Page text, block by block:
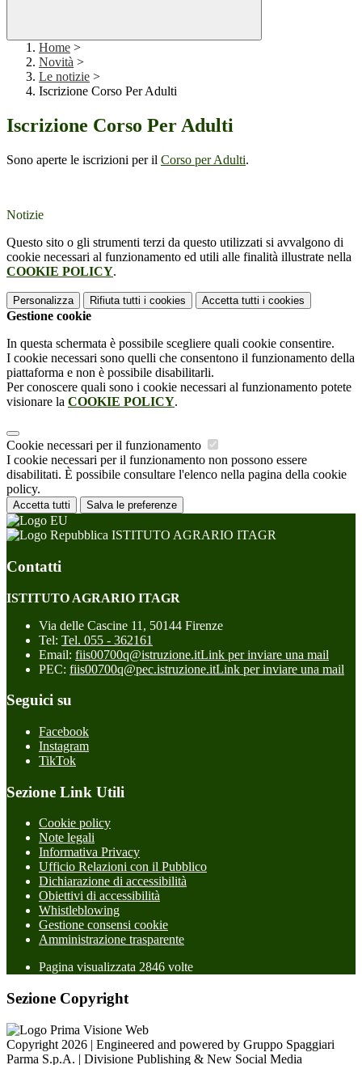
Home >
Novità >
Le notizie >
Iscrizione Corso Per Adulti
Iscrizione Corso Per Adulti
Sono aperte le iscrizioni per il Corso per Adulti.
Notizie
Questo sito o gli strumenti terzi da questo utilizzati si avvalgono di
cookie necessari al funzionamento ed utili alle finalità illustrate nella
COOKIE POLICY.
Personalizza Rifiuta tutti i cookies Accetta tutti i cookies
Gestione cookie
In questa schermata è possibile scegliere quali cookie consentire.
I cookie necessari sono quelli che consentono il funzionamento della
piattaforma e non è possibile disabilitarli.
Per conoscere quali sono i cookie necessari al funzionamento potete
visionare la COOKIE POLICY.
Cookie necessari per il funzionamento
I cookie necessari per il funzionamento non possono essere
disabilitati. È possibile consultare l'elenco nella pagina della cookie
policy.
Accetta tutti Salva le preferenze
ISTITUTO AGRARIO ITAGR
Contatti
ISTITUTO AGRARIO ITAGR
Via delle Cascine 11, 50144 Firenze
Tel: Tel. 055 - 362161
Email: fiis00700q@istruzione.itLink per inviare una mail
PEC: fiis00700q@pec.istruzione.itLink per inviare una mail
Seguici su
Facebook
Instagram
TikTok
Sezione Link Utili
Cookie policy
Note legali
Informativa Privacy
Ufficio Relazioni con il Pubblico
Dichiarazione di accessibilità
Obiettivi di accessibilità
Whistleblowing
Gestione consensi cookie
Amministrazione trasparente
Pagina visualizzata 2846 volte
Sezione Copyright
Copyright 2026 | Engineered and powered by Gruppo Spaggiari
Parma S.p.A. | Divisione Publishing & New Social Media